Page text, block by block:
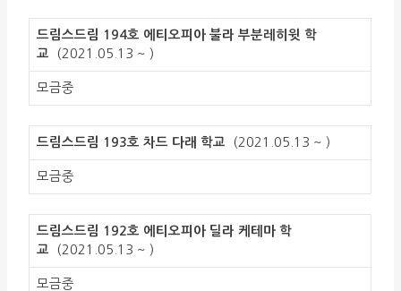
드림스드림 194호 에티오피아 불라 부분레히윗 학
교
(2021.05.13 ~ )
모금중
드림스드림 193호 차드 다래 학교 (2021.05.13 ~ )
모금중
드림스드림 192호 에티오피아 딜라 케테마 학
교
(2021.05.13 ~ )
모금중